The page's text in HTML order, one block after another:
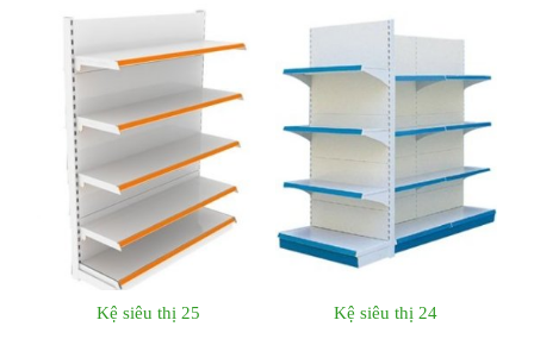
Kệ siêu thị 25 Kệ siêu thị 24